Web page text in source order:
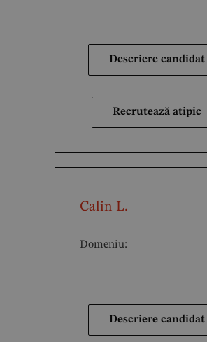
Descriere candidat
Recrutează atipic
Calin L.
Domeniu:
Descriere candidat